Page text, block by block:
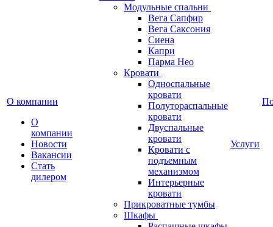
О компании
О
компании
Новости
Вакансии
Стать
дилером
Модульные спальни
Вега Сапфир
Вега Саксония
Сиена
Капри
Парма Нео
Кровати
Односпальные
кровати
Полутораспальные
кровати
Двуспальные
кровати
Кровати с
подъемным
механизмом
Интерьерные
кровати
Прикроватные тумбы
Шкафы
Услуги